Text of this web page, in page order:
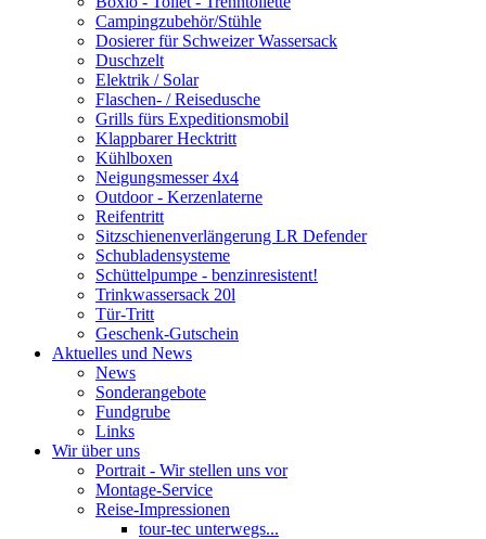
Campingzubehör/Stühle
Dosierer für Schweizer Wassersack
Duschzelt
Elektrik / Solar
Flaschen- / Reisedusche
Grills fürs Expeditionsmobil
Klappbarer Hecktritt
Kühlboxen
Neigungsmesser 4x4
Outdoor - Kerzenlaterne
Reifentritt
Sitzschienenverlängerung LR Defender
Schubladensysteme
Schüttelpumpe - benzinresistent!
Trinkwassersack 20l
Tür-Tritt
Geschenk-Gutschein
Aktuelles und News
News
Sonderangebote
Fundgrube
Links
Wir über uns
Portrait - Wir stellen uns vor
Montage-Service
Reise-Impressionen
tour-tec unterwegs...